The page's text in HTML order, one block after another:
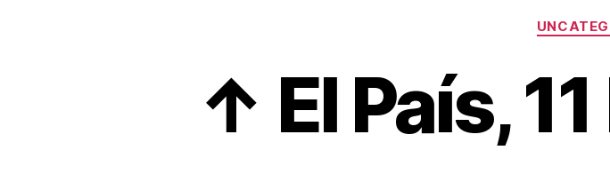
↑ El País,